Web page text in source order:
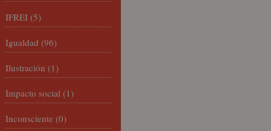
IFREI (5)
Igualdad (96)
Ilustración (1)
Impacto social (1)
Inconsciente (0)